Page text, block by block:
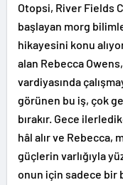
Otopsi, River Fields
başlayan morg
hikayesini konu
alan Rebecca
vardiyasında
görünen bu iş, çok
bırakır. Gece
hâl alır ve Rebecca,
güçlerin varlığıyla
onun için sadece bir